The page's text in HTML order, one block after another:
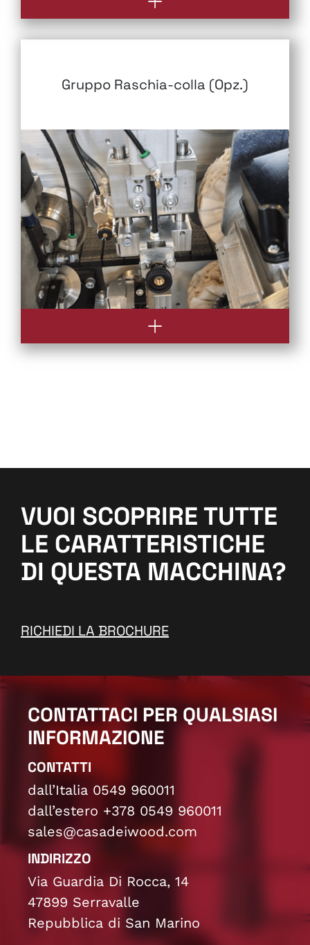
Gruppo Raschia-colla (Opz.)
VUOI SCOPRIRE TUTTE
LE CARATTERISTICHE
DI QUESTA MACCHINA?
RICHIEDI LA BROCHURE
CONTATTACI PER QUALSIASI
INFORMAZIONE
CONTATTI
dall’Italia 0549 960011
dall’estero +378 0549 960011
sales@casadeiwood.com
INDIRIZZO
Via Guardia Di Rocca, 14
47899 Serravalle
Repubblica di San Marino